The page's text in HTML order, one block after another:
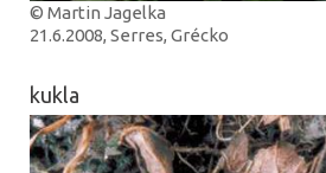
© Martin Jagelka
21.6.2008, Serres, Grécko
kukla